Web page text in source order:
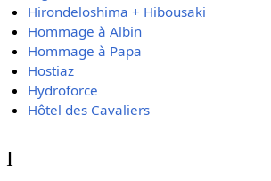
Hirondeloshima + Hibousaki
Hommage à Albin
Hommage à Papa
Hostiaz
Hydroforce
Hôtel des Cavaliers
I